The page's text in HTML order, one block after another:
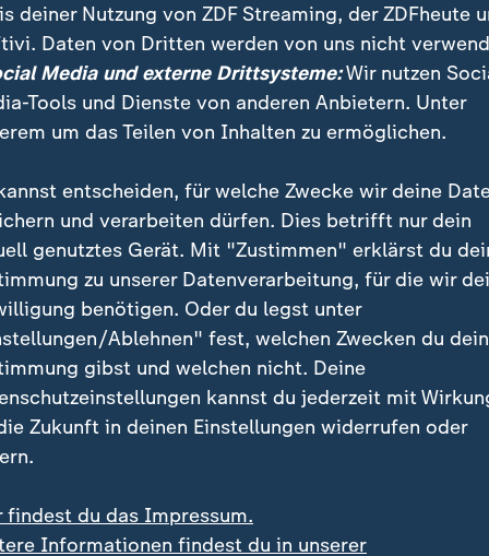
Motive als mögliche Ursache. Die SPD habe sich
gegenüber der Großpartei Union"
könnte auch als Reaktion auf diesen
der Union zu verstehen sein.
Auftritt wird "nicht für
zutreffen, wäre die Situation laut
Aufklärung lösbar: "Mit Informationen und
der Unionsfraktion möglicherweise ausräumen. Es
unbegründet seien:
ja möglich durch ein Gespräch
dass man in der Tat sich
vorzugehen.
deiner Nutzung von ZDF Streaming, der ZDFheute
Daten von Dritten werden von uns nicht
Media und externe Drittsysteme:Wir nutzen
Tools und Dienste von anderen Anbietern. Unter
um das Teilen von Inhalten zu ermöglichen.
entscheiden, für welche Zwecke wir deine
und verarbeiten dürfen. Dies betrifft nur dein
genutztes Gerät. Mit "Zustimmen" erklärst du
zu unserer Datenverarbeitung, für die wir
benötigen. Oder du legst unter
Ablehnen" fest, welchen Zwecken du
gibst und welchen nicht. Deine
kannst du jederzeit mit
Zukunft in deinen Einstellungen widerrufen oder
findest du das Impressum.
Informationen findest du in unserer